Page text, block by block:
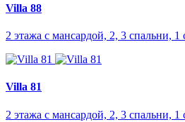
Villa 88
2 этажа с мансардой, 2, 3 спальни, 1
Villa 81
2 этажа с мансардой, 2, 3 спальни, 1